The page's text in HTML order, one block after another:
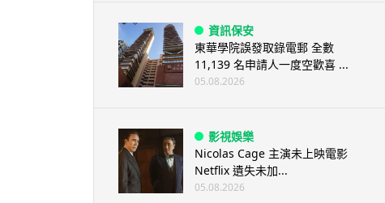
資訊保安
東華學院誤發取錄電郵 全數
11,139 名申請人一度空歡喜 ...
05.08.2026
影視娛樂
Nicolas Cage 主演未上映電影
Netflix 遺失未加...
05.08.2026